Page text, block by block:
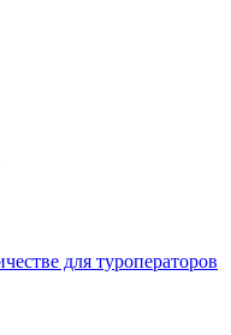
для туроператоров